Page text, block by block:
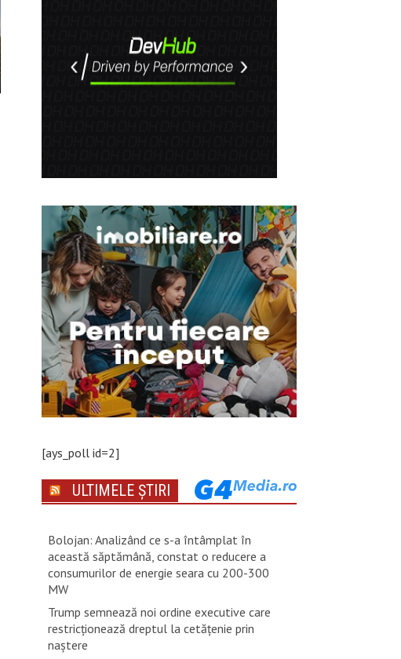
[ays_poll id=2]
ULTIMELE ȘTIRI
Bolojan: Analizând ce s-a întâmplat în
această săptămână, constat o reducere a
consumurilor de energie seara cu 200-300
MW
Trump semnează noi ordine executive care
restricţionează dreptul la cetăţenie prin
naştere